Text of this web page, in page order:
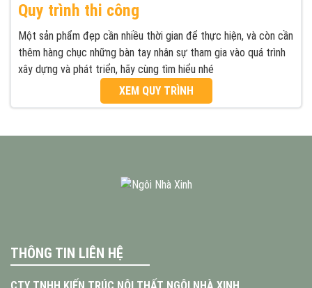
Quy trình thi công
Một sản phẩm đẹp cần nhiều thời gian để thực hiện, và còn cần
thêm hàng chục những bàn tay nhân sự tham gia vào quá trình
xây dựng và phát triển, hãy cùng tìm hiểu nhé
XEM QUY TRÌNH
THÔNG TIN LIÊN HỆ